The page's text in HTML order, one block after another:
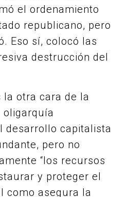
el ordenamiento
republicano, pero
Eso sí, colocó las
destrucción del
la otra cara de la
oligarquía
desarrollo capitalista
pero no
“los recursos
y proteger el
como asegura la